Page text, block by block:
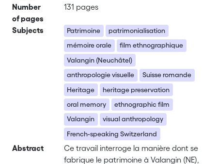
Number
of pages
131 pages
Subjects Patrimoine
patrimonialisation
mémoire orale
film ethnographique
Valangin (Neuchâtel)
anthropologie visuelle
Suisse romande
Heritage
heritage preservation
oral memory
ethnographic film
Valangin
visual anthropology
French-speaking Switzerland
Abstract
Ce travail interroge la manière dont se
fabrique le patrimoine à Valangin (NE),